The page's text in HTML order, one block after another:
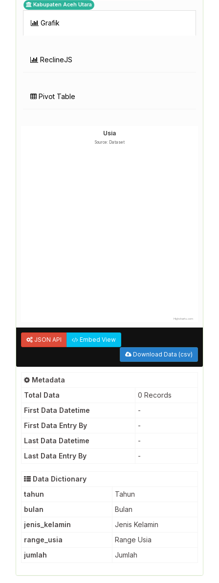
Kabupaten Aceh Utara
Grafik
ReclineJS
Pivot Table
Usia
Source: Dataset
Highcharts.com
JSON API
Embed View
Download Data (csv)
Metadata
Total Data
0 Records
First Data Datetime
-
First Data Entry By
-
Last Data Datetime
-
Last Data Entry By
-
Data Dictionary
tahun
Tahun
bulan
Bulan
jenis_kelamin
Jenis Kelamin
range_usia
Range Usia
jumlah
Jumlah